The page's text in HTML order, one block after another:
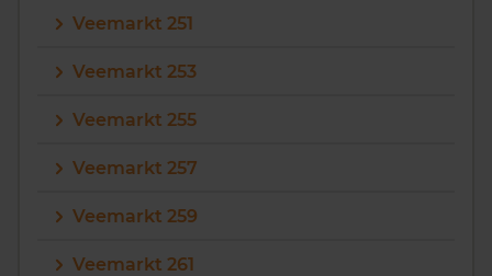
Veemarkt 251
Veemarkt 253
Veemarkt 255
Veemarkt 257
Veemarkt 259
Veemarkt 261